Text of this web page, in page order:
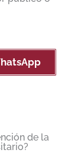
de la